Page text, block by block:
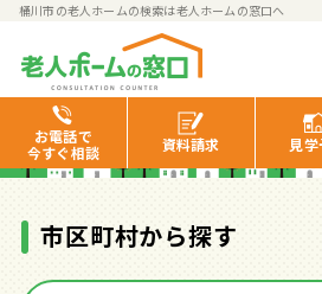
桶川市の老人ホームの検索は老人ホームの窓口へ
お電話で
今すぐ相談
資料請求 見学
桶川市の有料老
市区町村から探す